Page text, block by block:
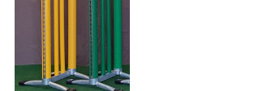
hos leverantör och i vårt lager.Paketet
st obehandlade träbommar 3,0 ..